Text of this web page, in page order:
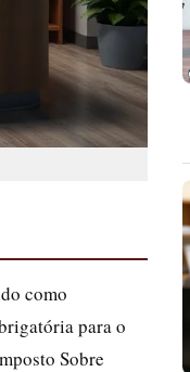
como
para o
Sobre